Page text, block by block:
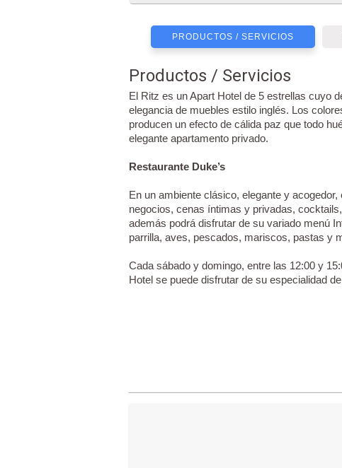
PRODUCTOS / SERVICIOS
Productos / Servicios
El Ritz es un Apart Hotel de 5 estrellas cuyo
elegancia de muebles estilo inglés. Los
producen un efecto de cálida paz que todo
elegante apartamento privado.
Restaurante Duke’s
En un ambiente clásico, elegante y
negocios, cenas íntimas y privadas,
además podrá disfrutar de su variado menú
parrilla, aves, pescados, mariscos, pastas y
Cada sábado y domingo, entre las 12:00 y
Hotel se puede disfrutar de su especialidad